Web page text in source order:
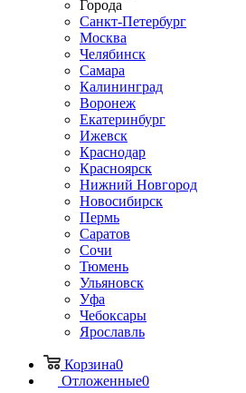
Города
Санкт-Петербург
Москва
Челябинск
Самара
Калининград
Воронеж
Екатеринбург
Ижевск
Краснодар
Красноярск
Нижний Новгород
Новосибирск
Пермь
Саратов
Сочи
Тюмень
Ульяновск
Уфа
Чебоксары
Ярославль
Корзина0
Отложенные0